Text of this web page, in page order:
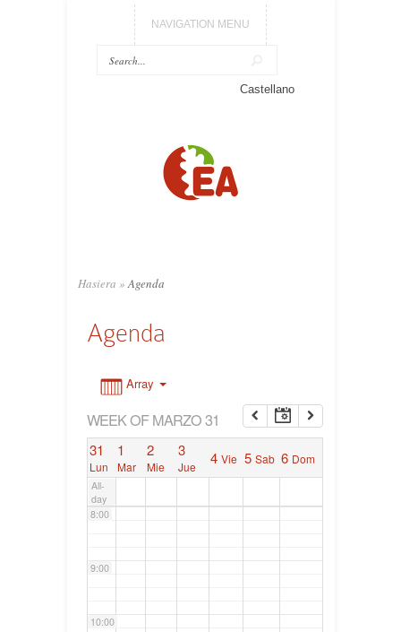
NAVIGATION MENU
Castellano
Hasiera » Agenda
Agenda
Array
WEEK OF MARZO 31
31
Lun
1
Mar
2
Mie
3
Jue 4 Vie 5 Sab 6 Dom
All-
day
7:00
8:00
9:00
10:00